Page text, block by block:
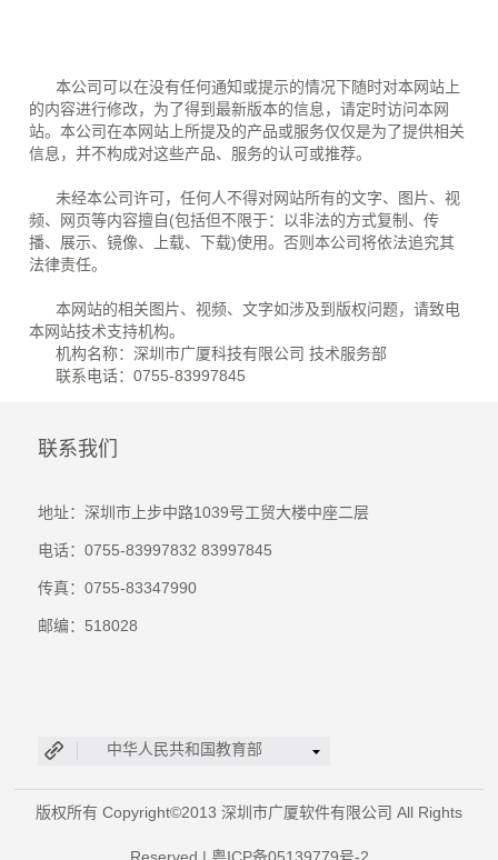
本公司可以在没有任何通知或提示的情况下随时对本网站上
的内容进行修改，为了得到最新版本的信息，请定时访问本网
站。本公司在本网站上所提及的产品或服务仅仅是为了提供相关
信息，并不构成对这些产品、服务的认可或推荐。
未经本公司许可，任何人不得对网站所有的文字、图片、视
频、网页等内容擅自(包括但不限于：以非法的方式复制、传
播、展示、镜像、上载、下载)使用。否则本公司将依法追究其
法律责任。
本网站的相关图片、视频、文字如涉及到版权问题，请致电
本网站技术支持机构。
机构名称：深圳市广厦科技有限公司 技术服务部
联系电话：0755-83997845
联系我们
地址：深圳市上步中路1039号工贸大楼中座二层
电话：0755-83997832 83997845
传真：0755-83347990
邮编：518028
中华人民共和国教育部
版权所有 Copyright©2013 深圳市广厦软件有限公司 All Rights